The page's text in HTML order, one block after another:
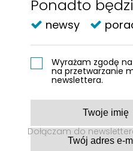
Ponadto
newsy
Wyrażam zgodę
na przetwarzanie
newslettera.
Dołączam do